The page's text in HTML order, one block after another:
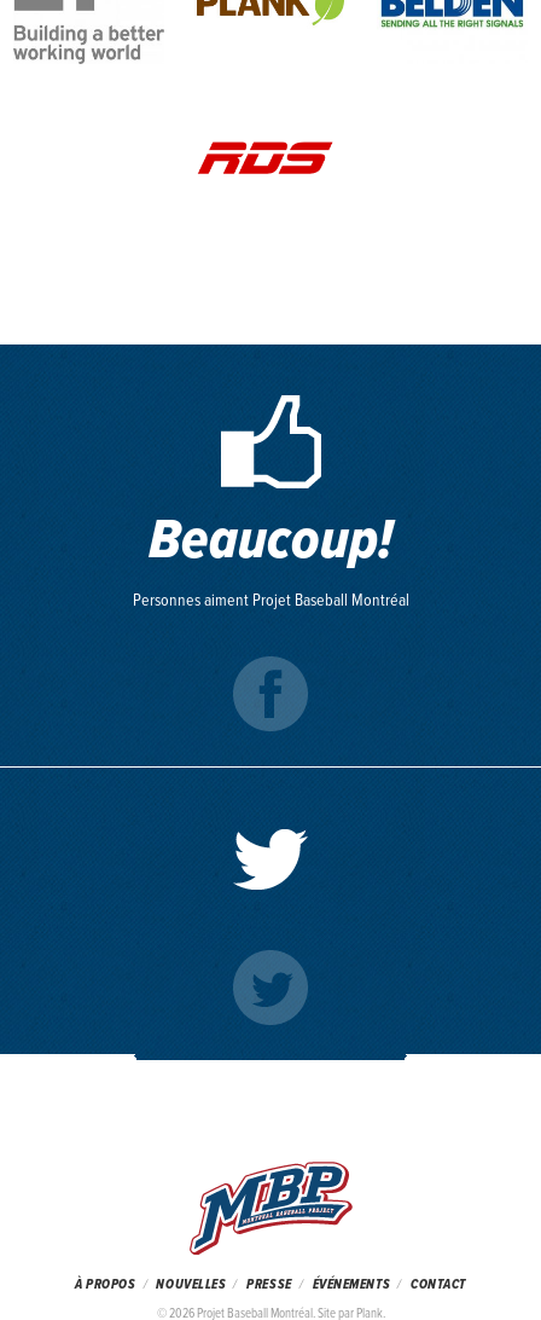
Beaucoup!
Personnes aiment Projet Baseball Montréal
À PROPOS NOUVELLES PRESSE ÉVÉNEMENTS
CONTACT
© 2026 Projet Baseball Montréal.Site par Plank.